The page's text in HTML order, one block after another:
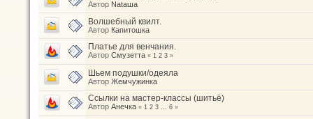
Автор Nataшa
Волшебный квилт.
Автор Капитошка
Платье для венчания.
Автор Смузетта « 1 2 3 »
Шьем подушки/одеяла
Автор Жемчужинка
Ссылки на мастер-классы (шитьё)
Автор Анечка « 1 2 3 ... 6 »